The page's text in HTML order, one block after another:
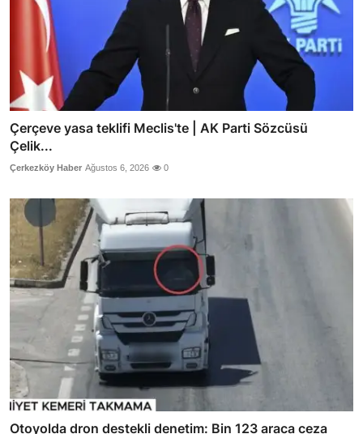
Çerçeve yasa teklifi Meclis'te | AK Parti Sözcüsü
Çelik...
Çerkezköy Haber Ağustos 6, 2026 0
Otoyolda dron destekli denetim: Bin 123 araca ceza